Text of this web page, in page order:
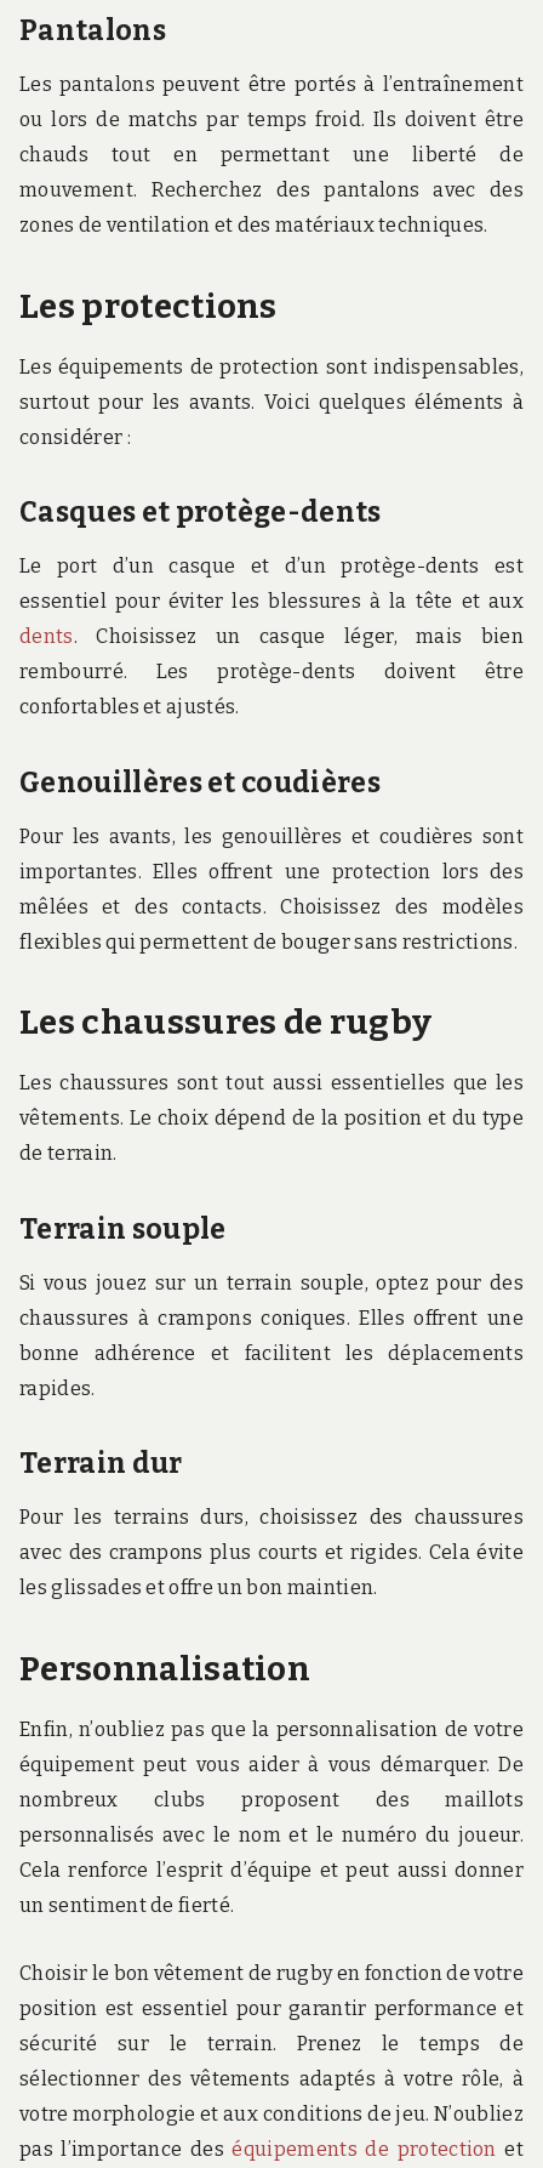
Pantalons
Les pantalons peuvent être portés à l’entraînement
ou lors de matchs par temps froid. Ils doivent être
chauds tout en permettant une liberté de
mouvement. Recherchez des pantalons avec des
zones de ventilation et des matériaux techniques.
Les protections
Les équipements de protection sont indispensables,
surtout pour les avants. Voici quelques éléments à
considérer :
Casques et protège-dents
Le port d’un casque et d’un protège-dents est
essentiel pour éviter les blessures à la tête et aux
dents. Choisissez un casque léger, mais bien
rembourré. Les protège-dents doivent être
confortables et ajustés.
Genouillères et coudières
Pour les avants, les genouillères et coudières sont
importantes. Elles offrent une protection lors des
mêlées et des contacts. Choisissez des modèles
flexibles qui permettent de bouger sans restrictions.
Les chaussures de rugby
Les chaussures sont tout aussi essentielles que les
vêtements. Le choix dépend de la position et du type
de terrain.
Terrain souple
Si vous jouez sur un terrain souple, optez pour des
chaussures à crampons coniques. Elles offrent une
bonne adhérence et facilitent les déplacements
rapides.
Terrain dur
Pour les terrains durs, choisissez des chaussures
avec des crampons plus courts et rigides. Cela évite
les glissades et offre un bon maintien.
Personnalisation
Enfin, n’oubliez pas que la personnalisation de votre
équipement peut vous aider à vous démarquer. De
nombreux clubs proposent des maillots
personnalisés avec le nom et le numéro du joueur.
Cela renforce l’esprit d’équipe et peut aussi donner
un sentiment de fierté.
Choisir le bon vêtement de rugby en fonction de votre
position est essentiel pour garantir performance et
sécurité sur le terrain. Prenez le temps de
sélectionner des vêtements adaptés à votre rôle, à
votre morphologie et aux conditions de jeu. N’oubliez
pas l’importance deséquipements de protection et